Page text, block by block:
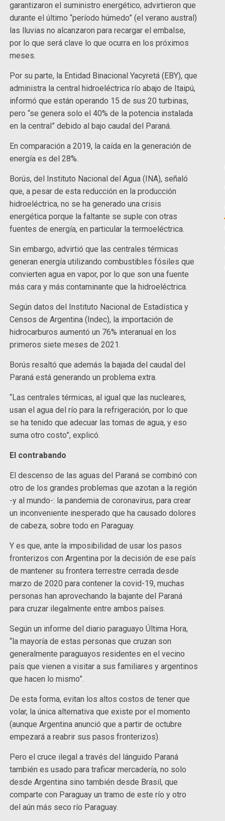
garantizaron el suministro energético, advirtieron que
durante el último “período húmedo” (el verano austral)
las lluvias no alcanzaron para recargar el embalse,
por lo que será clave lo que ocurra en los próximos
meses.
Por su parte, la Entidad Binacional Yacyretá (EBY), que
administra la central hidroeléctrica río abajo de Itaipú,
informó que están operando 15 de sus 20 turbinas,
pero “se genera solo el 40% de la potencia instalada
en la central” debido al bajo caudal del Paraná.
En comparación a 2019, la caída en la generación de
energía es del 28%.
Borús, del Instituto Nacional del Agua (INA), señaló
que, a pesar de esta reducción en la producción
hidroeléctrica, no se ha generado una crisis
energética porque la faltante se suple con otras
fuentes de energía, en particular la termoeléctrica.
Sin embargo, advirtió que las centrales térmicas
generan energía utilizando combustibles fósiles que
convierten agua en vapor, por lo que son una fuente
más cara y más contaminante que la hidroeléctrica.
Según datos del Instituto Nacional de Estadística y
Censos de Argentina (Indec), la importación de
hidrocarburos aumentó un 76% interanual en los
primeros siete meses de 2021.
Borús resaltó que además la bajada del caudal del
Paraná está generando un problema extra.
“Las centrales térmicas, al igual que las nucleares,
usan el agua del río para la refrigeración, por lo que
se ha tenido que adecuar las tomas de agua, y eso
suma otro costo”, explicó.
El contrabando
El descenso de las aguas del Paraná se combinó con
otro de los grandes problemas que azotan a la región
-y al mundo-: la pandemia de coronavirus, para crear
un inconveniente inesperado que ha causado dolores
de cabeza, sobre todo en Paraguay.
Y es que, ante la imposibilidad de usar los pasos
fronterizos con Argentina por la decisión de ese país
de mantener su frontera terrestre cerrada desde
marzo de 2020 para contener la covid-19, muchas
personas han aprovechando la bajante del Paraná
para cruzar ilegalmente entre ambos países.
Según un informe del diario paraguayo Última Hora,
“la mayoría de estas personas que cruzan son
generalmente paraguayos residentes en el vecino
país que vienen a visitar a sus familiares y argentinos
que hacen lo mismo”.
De esta forma, evitan los altos costos de tener que
volar, la única alternativa que existe por el momento
(aunque Argentina anunció que a partir de octubre
empezará a reabrir sus pasos fronterizos).
Pero el cruce ilegal a través del lánguido Paraná
también es usado para traficar mercadería, no solo
desde Argentina sino también desde Brasil, que
comparte con Paraguay un tramo de este río y otro
del aún más seco río Paraguay.